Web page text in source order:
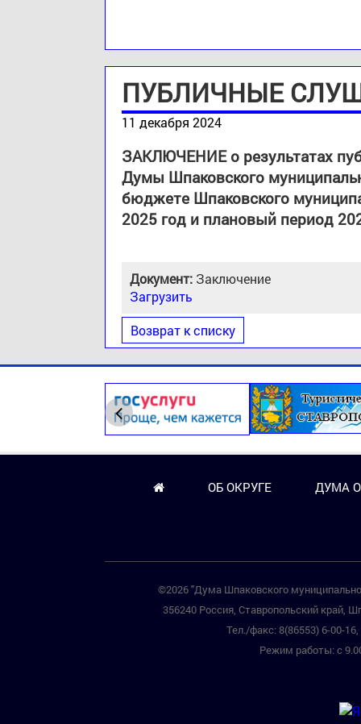
ПУБЛИЧНЫЕ
11 декабря 2024
ЗАКЛЮЧЕНИЕ о результатах
Думы Шпаковского
бюджете Шпаковского
2025 год и плановый период
Документ: Заключение
Загрузить
Возврат к списку
ОБ ОКРУГЕ ДУМА
©2026 "Дума Шпаковского
356240 Россия, Ставропольский край,
Тел./факс: 8(86553) 6-00-
Режим работы: с